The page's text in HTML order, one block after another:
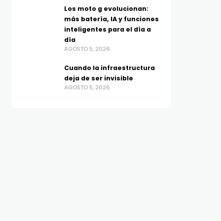
Los moto g evolucionan:
más batería, IA y funciones
inteligentes para el día a
día
AGOSTO 5, 2026
Cuando la infraestructura
deja de ser invisible
AGOSTO 5, 2026